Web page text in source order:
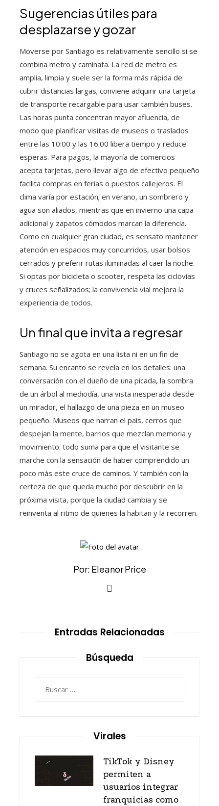
Sugerencias útiles para
desplazarse y gozar
Moverse por Santiago es relativamente sencillo si se
combina metro y caminata. La red de metro es
amplia, limpia y suele ser la forma más rápida de
cubrir distancias largas; conviene adquirir una tarjeta
de transporte recargable para usar también buses.
Las horas punta concentran mayor afluencia, de
modo que planificar visitas de museos o traslados
entre las 10:00 y las 16:00 libera tiempo y reduce
esperas. Para pagos, la mayoría de comercios
acepta tarjetas, pero llevar algo de efectivo pequeño
facilita compras en ferias o puestos callejeros. El
clima varía por estación; en verano, un sombrero y
agua son aliados, mientras que en invierno una capa
adicional y zapatos cómodos marcan la diferencia.
Como en cualquier gran ciudad, es sensato mantener
atención en espacios muy concurridos, usar bolsos
cerrados y preferir rutas iluminadas al caer la noche.
Si optas por bicicleta o scooter, respeta las ciclovías
y cruces señalizados; la convivencia vial mejora la
experiencia de todos.
Un final que invita a regresar
Santiago no se agota en una lista ni en un fin de
semana. Su encanto se revela en los detalles: una
conversación con el dueño de una picada, la sombra
de un árbol al mediodía, una vista inesperada desde
un mirador, el hallazgo de una pieza en un museo
pequeño. Museos que narran el país, cerros que
despejan la mente, barrios que mezclan memoria y
movimiento: todo suma para que el visitante se
marche con la sensación de haber comprendido un
poco más este cruce de caminos. Y también con la
certeza de que queda mucho por descubrir en la
próxima visita, porque la ciudad cambia y se
reinventa al ritmo de quienes la habitan y la recorren.
Por: Eleanor Price
Entradas Relacionadas
Búsqueda
Virales
TikTok y Disney
permiten a
usuarios integrar
franquicias como